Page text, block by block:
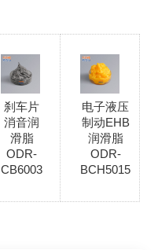
刹车片
消音润
滑脂
ODR-
CB6003
电子液压
制动EHB
润滑脂
ODR-
BCH5015